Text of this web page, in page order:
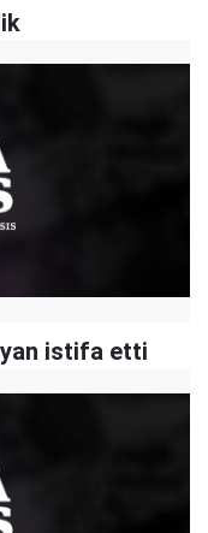
istifa etti